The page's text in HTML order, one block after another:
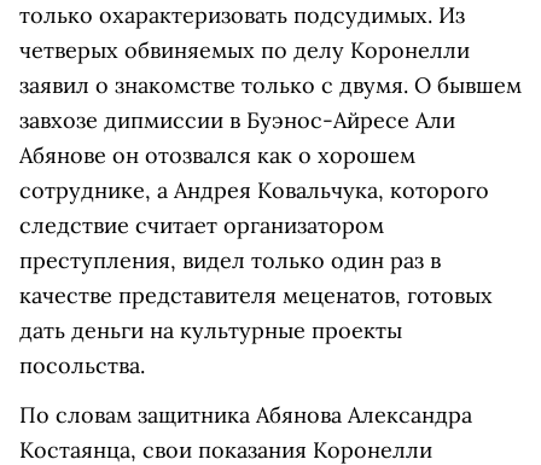
только охарактеризовать подсудимых. Из
четверых обвиняемых по делу Коронелли
заявил о знакомстве только с двумя. О бывшем
завхозе дипмиссии в Буэнос-Айресе Али
Абянове он отозвался как о хорошем
сотруднике, а Андрея Ковальчука, которого
следствие считает организатором
преступления, видел только один раз в
качестве представителя меценатов, готовых
дать деньги на культурные проекты
посольства.
По словам защитника Абянова Александра
Костаянца, свои показания Коронелли